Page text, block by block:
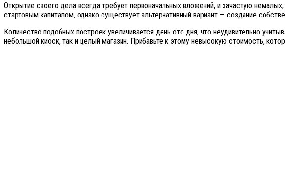
Открытие своего дела всегда требует первоначальных вложений, и зачастую
стартовым капиталом, однако существует альтернативный вариант — создание
Количество подобных построек увеличивается день ото дня, что неудивительно
небольшой киоск, так и целый магазин. Прибавьте к этому невысокую стоимость,